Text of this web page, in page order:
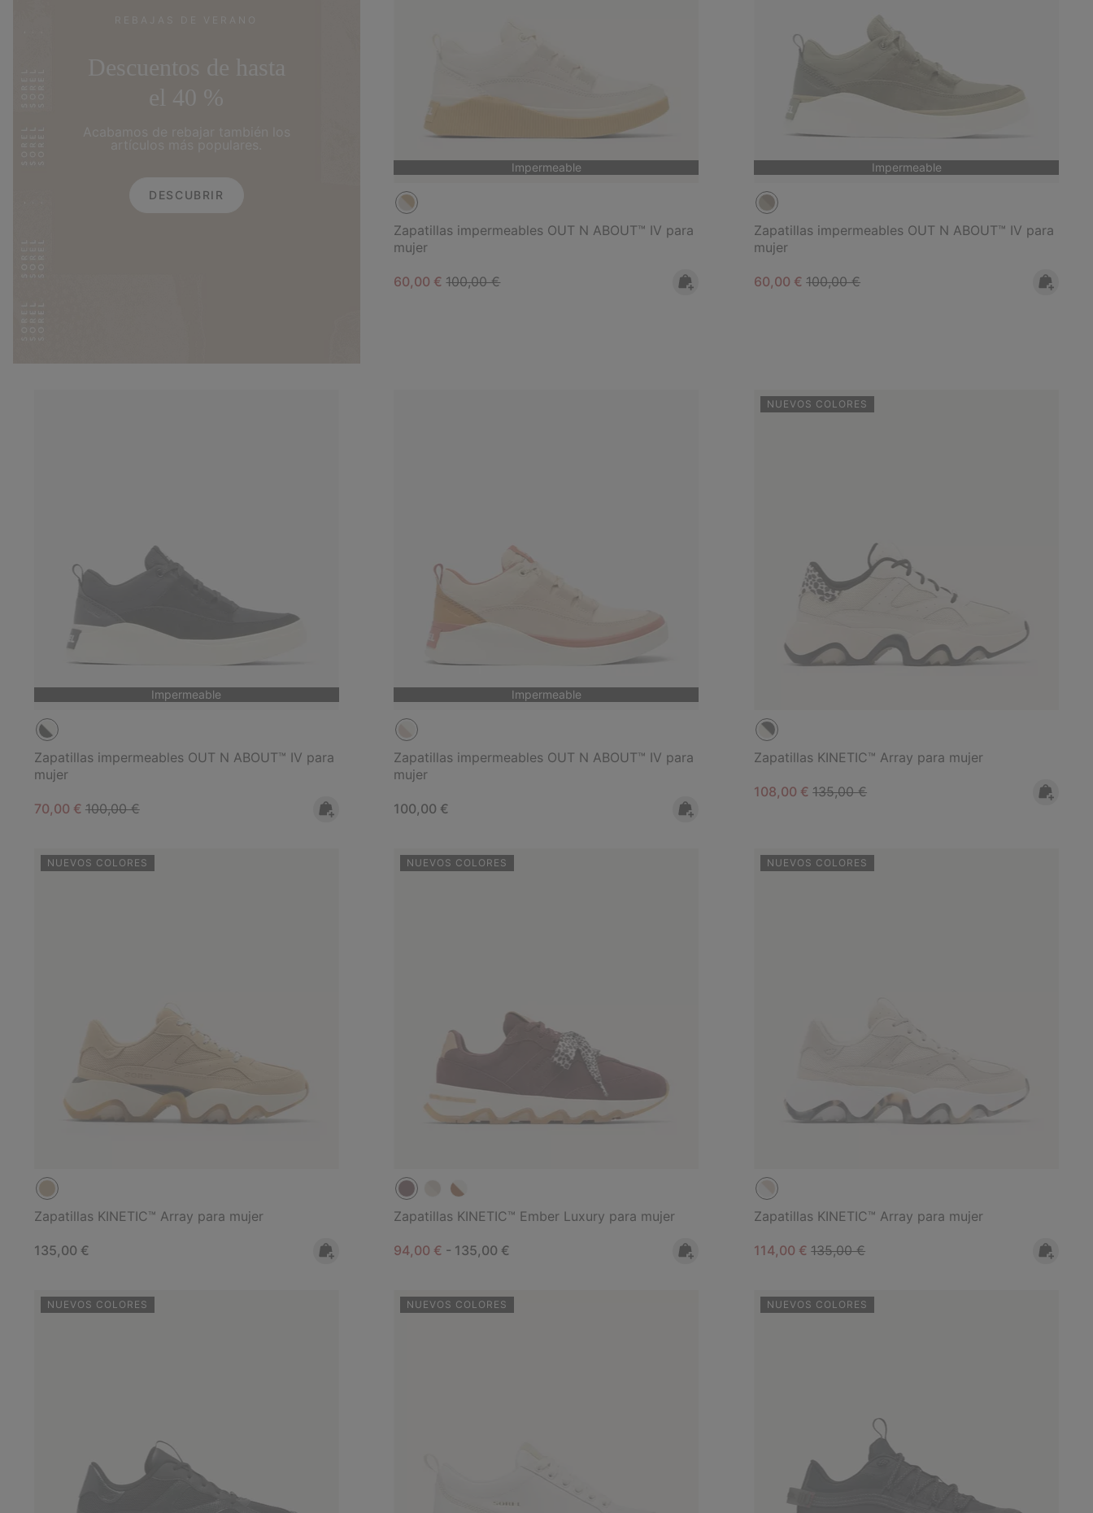
DESCUBRIR
Impermeable
Zapatillas impermeables OUT N ABOUT™ IV para
mujer
Sale price:
60,00 €Regular price:
100,00 €
Impermeable
Zapatillas impermeables OUT N ABOUT™ IV para
mujer
Sale price:
60,00 €Regular price:
100,00 €
Impermeable
Zapatillas impermeables OUT N ABOUT™ IV para
mujer
Sale price:
70,00 € Regular price:
100,00 €
Impermeable
Zapatillas impermeables OUT N ABOUT™ IV para
mujer
Regular price:
100,00 €
NUEVOS COLORES
Zapatillas KINETIC™ Array para mujer
Sale price:
108,00 €Regular price:
135,00 €
NUEVOS COLORES
Zapatillas KINETIC™ Array para mujer
Regular price:
135,00 €
NUEVOS COLORES
Zapatillas KINETIC™ Ember Luxury para mujer
Minimum sale price:
94,00 € - Maximum price:
135,00 €
NUEVOS COLORES
Zapatillas KINETIC™ Array para mujer
Sale price:
114,00 €Regular price:
135,00 €
NUEVOS COLORES NUEVOS COLORES NUEVOS COLORES